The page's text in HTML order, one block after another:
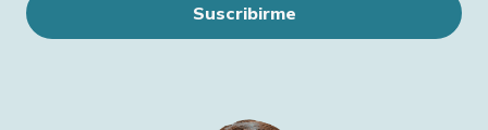
Suscribirme